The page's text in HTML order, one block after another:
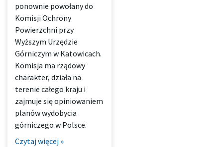
ponownie powołany do
Komisji Ochrony
Powierzchni przy
Wyższym Urzędzie
Górniczym w Katowicach.
Komisja ma rządowy
charakter, działa na
terenie całego kraju i
zajmuje się opiniowaniem
planów wydobycia
górniczego w Polsce.
Czytaj więcej »